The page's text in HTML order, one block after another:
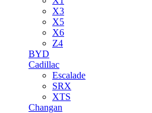
X3
X5
X6
Z4
BYD
Cadillac
Escalade
SRX
XTS
Changan